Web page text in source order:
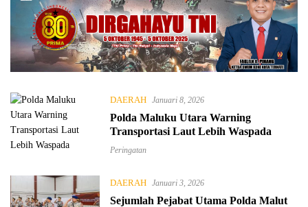
DAERAH Januari 8, 2026
Polda Maluku Utara Warning
Transportasi Laut Lebih Waspada
Peringatan
DAERAH Januari 3, 2026
Sejumlah Pejabat Utama Polda Malut